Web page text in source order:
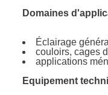
Domaines
Éclairage
couloirs, cages
applications
Equipement